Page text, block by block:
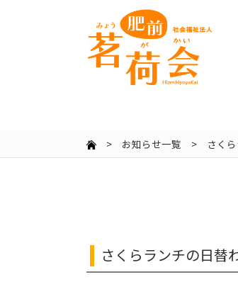
> お知らせ一覧 > さくら
さくらランチの日替